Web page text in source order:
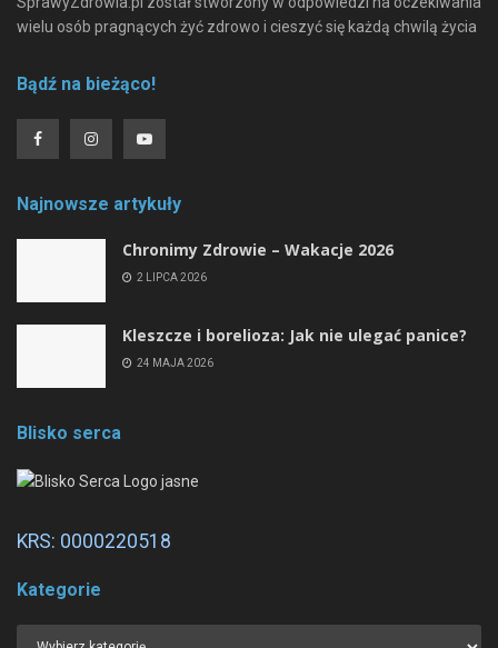
wielu osób pragnących żyć zdrowo i cieszyć się każdą chwilą życia
Bądź na bieżąco!
Najnowsze artykuły
Chronimy Zdrowie ­– Wakacje 2026
2 LIPCA 2026
Kleszcze i borelioza: Jak nie ulegać panice?
24 MAJA 2026
Blisko serca
KRS: 0000220518
Kategorie